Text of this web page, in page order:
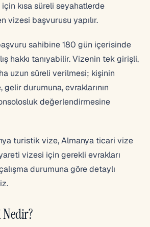
için kısa süreli seyahatlerde
vizesi başvurusu yapılır.
sahibine 180 gün içerisinde
hakkı tanıyabilir. Vizenin tek girişli,
uzun süreli verilmesi; kişinin
durumuna, evraklarının
değerlendirmesine
turistik vize, Almanya ticari vize
vizesi için gerekli evrakları
durumuna göre detaylı
Nedir?